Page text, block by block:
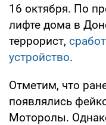
16 октября. По
лифте дома в
террорист,
устройство.
Отметим, что
появлялись
Моторолы.